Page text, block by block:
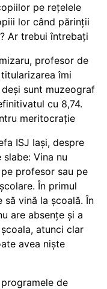
pe rețelele
lor când părinții
Ar trebui întrebați
profesor de
îmi
sunt muzeograf
cu 8,74.
meritocrație
ISJ Iași, despre
Vina nu
profesor sau pe
În primul
să vină la școală. În
are absențe și a
atunci clar
avea niște
de